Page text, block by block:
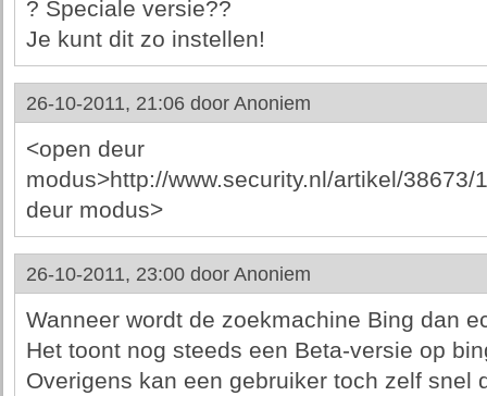
? Speciale versie??
Je kunt dit zo instellen!
26-10-2011, 21:06 door Anoniem
<open deur
modus>http://www.security.nl/artikel/
deur modus>
26-10-2011, 23:00 door Anoniem
Wanneer wordt de zoekmachine Bing dan
Het toont nog steeds een Beta-versie op
Overigens kan een gebruiker toch zelf snel